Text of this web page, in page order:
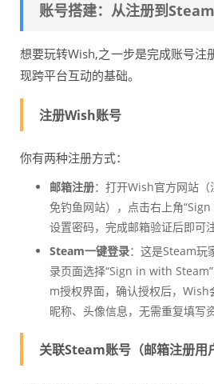
账号搭建：从注册到
想要玩转Wish,之一步是完成账号注
现跨平台互动的基础。
注册Wish账号
你有两种注册方式：
邮箱注册：打开Wish官方网站
免钓鱼网站），点击右上角“Sign
设置密码，完成邮箱验证后即可
Steam一键登录：这是Steam玩
录页面选择“Sign in with
m授权界面，确认授权后，Wish
昵称、头像信息，无需重复填写资
关联Steam账号（邮箱注册用